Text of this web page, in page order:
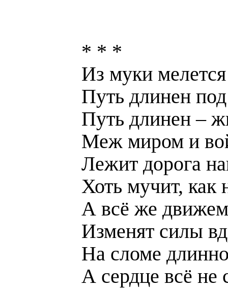
* * *
Из муки
Путь длинен
Путь длинен –
Меж миром и
Лежит дорога
Хоть мучит, как
А всё же
Изменят силы
На сломе
А сердце всё не